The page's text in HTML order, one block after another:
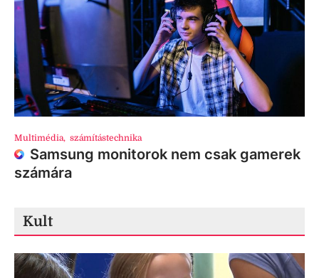
Multimédia, számítástechnika
Samsung monitorok nem csak gamerek
számára
Kult